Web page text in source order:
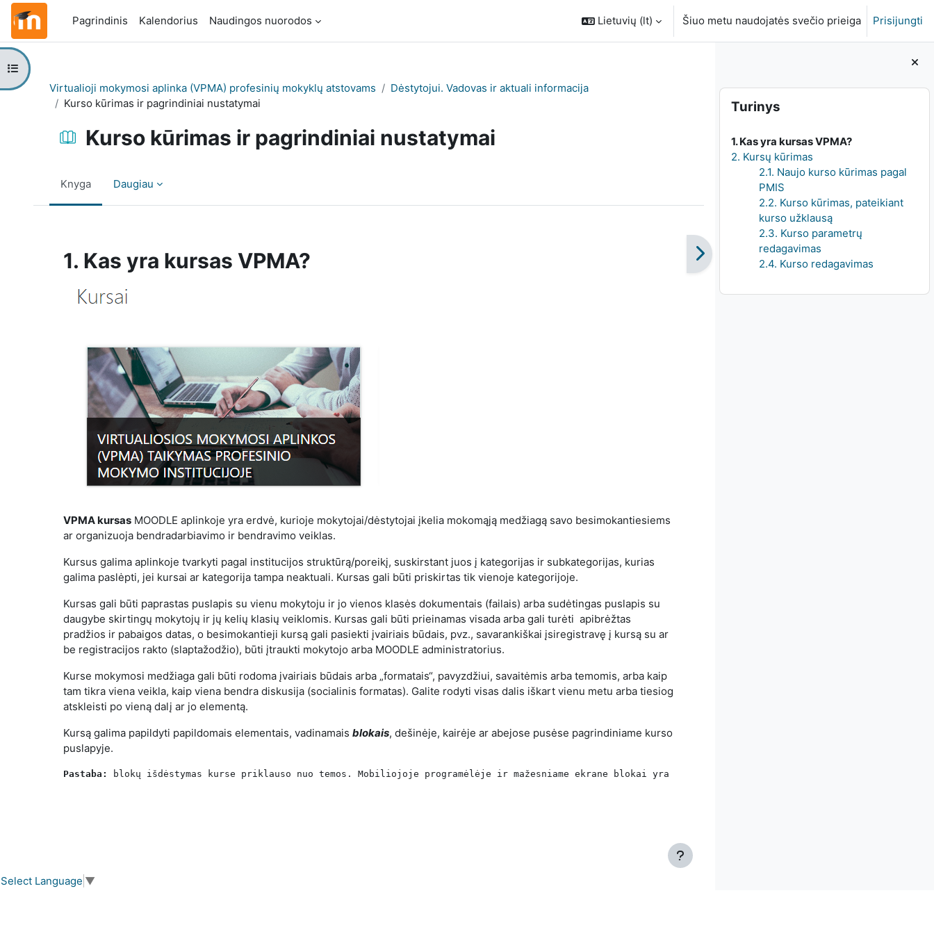
Pereiti į pagrindinį turinį
Select Language ▼
Pagrindinis Kalendorius Naudingos nuorodos Lietuvių ‎(lt)‎ Šiuo metu naudojatės svečio prieiga Prisijungti
Blokai
Praleisti Turinys
Turinys
1. Kas yra kursas VPMA?
2. Kursų kūrimas
2.1. Naujo kurso kūrimas pagal
PMIS
2.2. Kurso kūrimas, pateikiant
kurso užklausą
2.3. Kurso parametrų
redagavimas
2.4. Kurso redagavimas
Atverti kurso rodyklę
Virtualioji mokymosi aplinka (VPMA) profesinių mokyklų atstovams
Dėstytojui. Vadovas ir aktuali informacija
Kurso kūrimas ir pagrindiniai nustatymai
Kurso kūrimas ir pagrindiniai nustatymai
Knyga Daugiau
1. Kas yra kursas VPMA?
VPMA kursas MOODLE aplinkoje yra erdvė, kurioje mokytojai/dėstytojai įkelia mokomąją medžiagą savo besimokantiesiems
ar organizuoja bendradarbiavimo ir bendravimo veiklas.
Kursus galima aplinkoje tvarkyti pagal institucijos struktūrą/poreikį, suskirstant juos į kategorijas ir subkategorijas, kurias
galima paslėpti, jei kursai ar kategorija tampa neaktuali. Kursas gali būti priskirtas tik vienoje kategorijoje.
Kursas gali būti paprastas puslapis su vienu mokytoju ir jo vienos klasės dokumentais (failais) arba sudėtingas puslapis su
daugybe skirtingų mokytojų ir jų kelių klasių veiklomis. Kursas gali būti prieinamas visada arba gali turėti apibrėžtas
pradžios ir pabaigos datas, o besimokantieji kursą gali pasiekti įvairiais būdais, pvz., savarankiškai įsiregistravę į kursą su ar
be registracijos rakto (slaptažodžio), būti įtraukti mokytojo arba MOODLE administratorius.
Kurse mokymosi medžiaga gali būti rodoma įvairiais būdais arba „formatais“, pavyzdžiui, savaitėmis arba temomis, arba kaip
tam tikra viena veikla, kaip viena bendra diskusija (socialinis formatas). Galite rodyti visas dalis iškart vienu metu arba tiesiog
atskleisti po vieną dalį ar jo elementą.
Kursą galima papildyti papildomais elementais, vadinamais blokais, dešinėje, kairėje ar abejose pusėse pagrindiniame kurso
puslapyje.
Pastaba: blokų išdėstymas kurse priklauso nuo temos. Mobiliojoje programėlėje ir mažesniame ekrane blokai yra rodomi puslapio apačioje.